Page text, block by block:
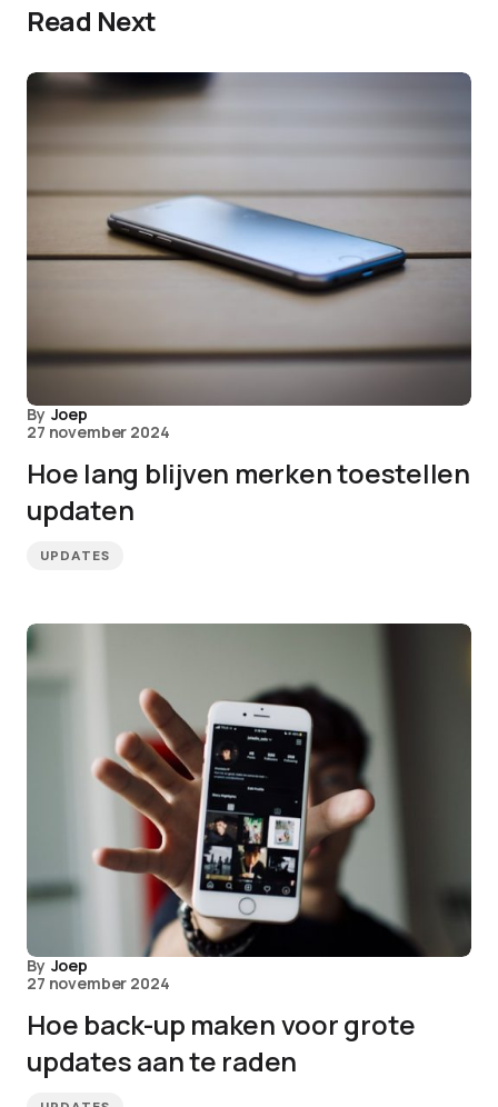
Read Next
By Joep
27 november 2024
Hoe lang blijven merken toestellen
updaten
UPDATES
By Joep
27 november 2024
Hoe back-up maken voor grote
updates aan te raden